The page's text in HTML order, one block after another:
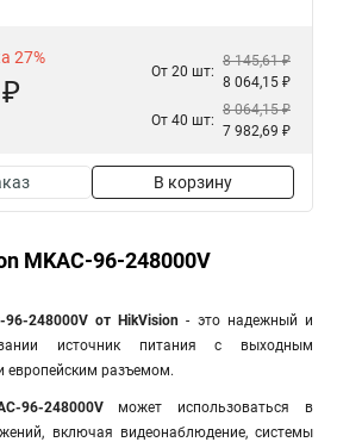
27%
От 20 шт:
8 145,61 ₽
8 064,15 ₽
От 40 шт:
8 064,15 ₽
7 982,69 ₽
В корзину
MKAC-96-248000V
248000V от HikVision - это надежный и
источник питания с выходным
европейским разъемом.
96-248000Vможет использоваться в
включая видеонаблюдение, системы